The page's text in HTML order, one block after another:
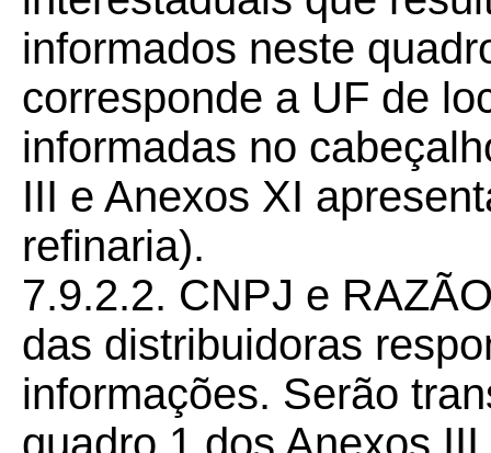
informados neste
corresponde a UF de
informadas no
III e Anexos XI
refinaria).
7.9.2.2. CNPJ e
das distribuidoras
informações. Serão
quadro 1 dos Anexos